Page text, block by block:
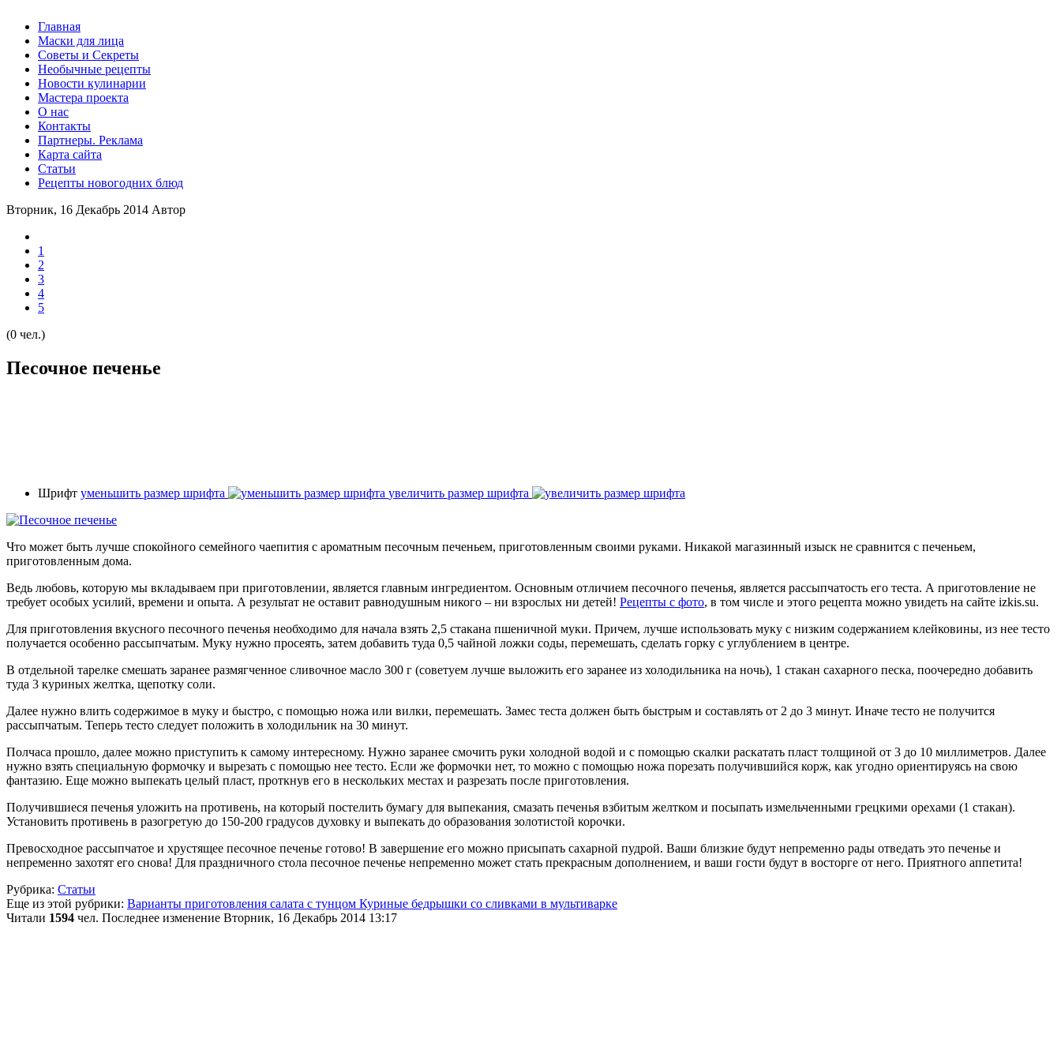
Главная
Маски для лица
Советы и Секреты
Необычные рецепты
Новости кулинарии
Мастера проекта
О нас
Контакты
Партнеры. Реклама
Карта сайта
Статьи
Рецепты новогодних блюд
Вторник, 16 Декабрь 2014 Автор
1
2
3
4
5
(0 чел.)
Песочное печенье
Шрифт уменьшить размер шрифта увеличить размер шрифта
Что может быть лучше спокойного семейного чаепития с ароматным песочным печеньем, приготовленным своими руками. Никакой магазинный изыск не сравнится с печеньем,
приготовленным дома.
Ведь любовь, которую мы вкладываем при приготовлении, является главным ингредиентом. Основным отличием песочного печенья, является рассыпчатость его теста. А приготовление не
требует особых усилий, времени и опыта. А результат не оставит равнодушным никого – ни взрослых ни детей! Рецепты с фото, в том числе и этого рецепта можно увидеть на сайте izkis.su.
Для приготовления вкусного песочного печенья необходимо для начала взять 2,5 стакана пшеничной муки. Причем, лучше использовать муку с низким содержанием клейковины, из нее тесто
получается особенно рассыпчатым. Муку нужно просеять, затем добавить туда 0,5 чайной ложки соды, перемешать, сделать горку с углублением в центре.
В отдельной тарелке смешать заранее размягченное сливочное масло 300 г (советуем лучше выложить его заранее из холодильника на ночь), 1 стакан сахарного песка, поочередно добавить
туда 3 куриных желтка, щепотку соли.
Далее нужно влить содержимое в муку и быстро, с помощью ножа или вилки, перемешать. Замес теста должен быть быстрым и составлять от 2 до 3 минут. Иначе тесто не получится
рассыпчатым. Теперь тесто следует положить в холодильник на 30 минут.
Полчаса прошло, далее можно приступить к самому интересному. Нужно заранее смочить руки холодной водой и с помощью скалки раскатать пласт толщиной от 3 до 10 миллиметров. Далее
нужно взять специальную формочку и вырезать с помощью нее тесто. Если же формочки нет, то можно с помощью ножа порезать получившийся корж, как угодно ориентируясь на свою
фантазию. Еще можно выпекать целый пласт, проткнув его в нескольких местах и разрезать после приготовления.
Получившиеся печенья уложить на противень, на который постелить бумагу для выпекания, смазать печенья взбитым желтком и посыпать измельченными грецкими орехами (1 стакан).
Установить противень в разогретую до 150-200 градусов духовку и выпекать до образования золотистой корочки.
Превосходное рассыпчатое и хрустящее песочное печенье готово! В завершение его можно присыпать сахарной пудрой. Ваши близкие будут непременно рады отведать это печенье и
непременно захотят его снова! Для праздничного стола песочное печенье непременно может стать прекрасным дополнением, и ваши гости будут в восторге от него. Приятного аппетита!
Рубрика: Статьи
Еще из этой рубрики: Варианты приготовления салата с тунцом Куриные бедрышки со сливками в мультиварке
Читали 1594 чел. Последнее изменение Вторник, 16 Декабрь 2014 13:17